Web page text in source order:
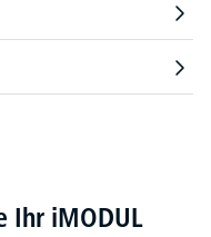
Ihr iMODUL